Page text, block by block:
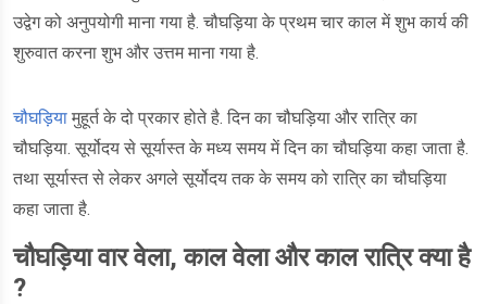
उद्वेग को अनुपयोगी माना गया है. चौघड़िया के प्रथम चार काल में शुभ कार्य की
शुरुवात करना शुभ और उत्तम माना गया है.
चौघड़िया मुहूर्त के दो प्रकार होते है. दिन का चौघड़िया और रात्रि का
चौघड़िया. सूर्योदय से सूर्यास्त के मध्य समय में दिन का चौघड़िया कहा जाता है.
तथा सूर्यास्त से लेकर अगले सूर्योदय तक के समय को रात्रि का चौघड़िया
कहा जाता है.
चौघड़िया वार वेला, काल वेला और काल रात्रि क्या है
?